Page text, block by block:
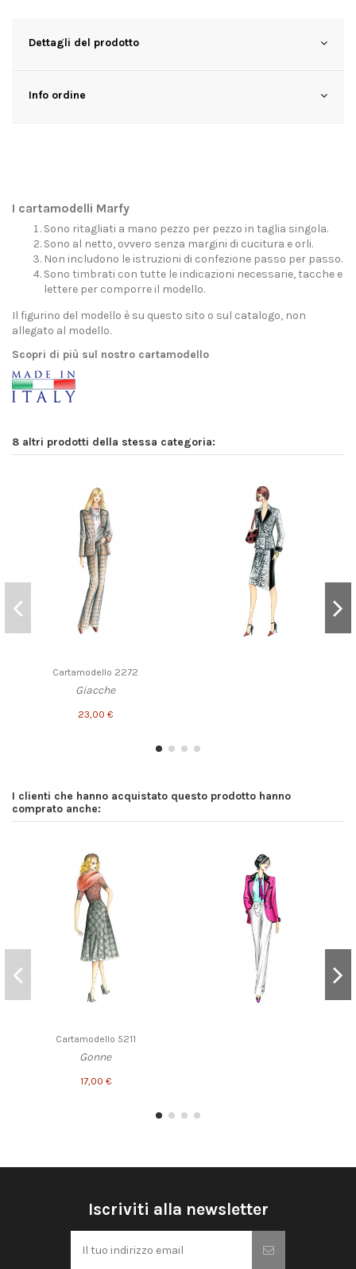
Dettagli del prodotto
Info ordine
I cartamodelli Marfy
Sono ritagliati a mano pezzo per pezzo in taglia singola.
Sono al netto, ovvero senza margini di cucitura e orli.
Non includono le istruzioni di confezione passo per passo.
Sono timbrati con tutte le indicazioni necessarie, tacche e
lettere per comporre il modello.
Il figurino del modello è su questo sito o sul catalogo, non
allegato al modello.
Scopri di più sul nostro cartamodello
8 altri prodotti della stessa categoria:
Cartamodello 2272
Giacche
23,00 €
I clienti che hanno acquistato questo prodotto hanno
comprato anche:
Cartamodello 5211
Gonne
17,00 €
Iscriviti alla newsletter